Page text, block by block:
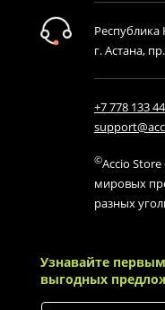
Республика
г. Астана,
+7 778 133
©Accio
мировых
разных
Узнавайте
выгодных